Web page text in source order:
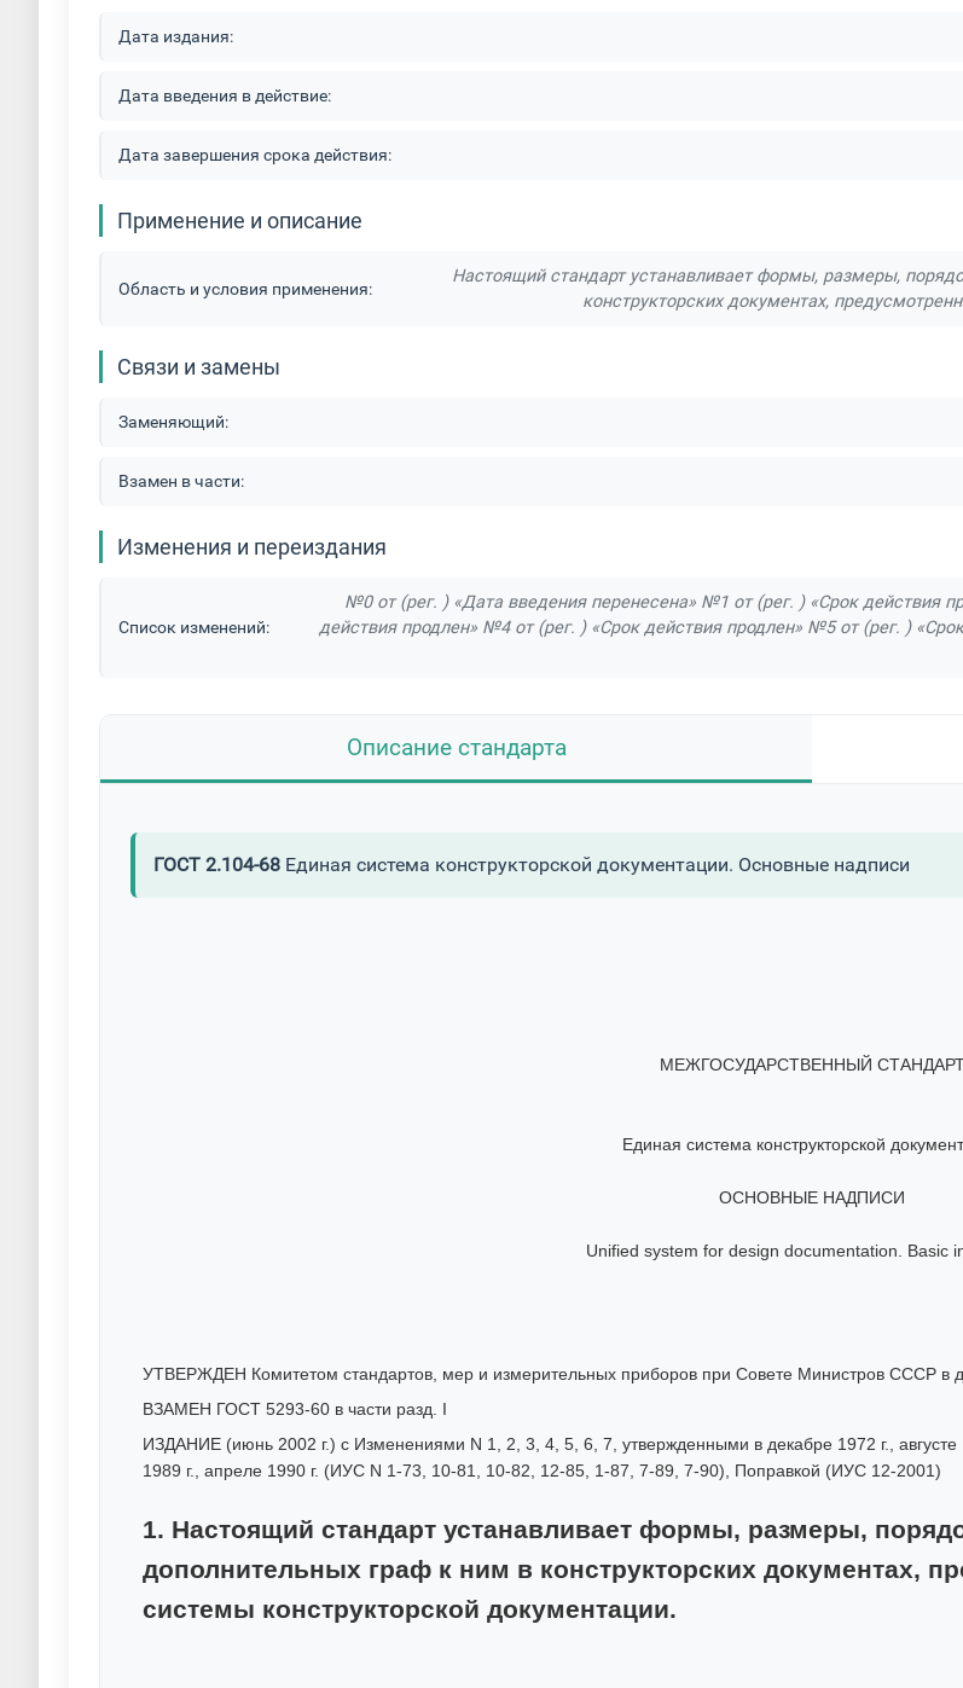
Дата издания:
Дата введения в действие:
Дата завершения срока действия:
Применение и описание
Область и условия применения:
Настоящий стандарт устанавливает формы, размеры,
конструкторских документах,
Связи и замены
Заменяющий:
Взамен в части:
Изменения и переиздания
Список изменений:
№0 от (рег. ) «Дата введения перенесена» №1 от (рег. ) «Срок действия
действия продлен» №4 от (рег. ) «Срок действия продлен» №5 от (рег. )
Описание стандарта
ГОСТ 2.104-68 Единая система конструкторской документации. Основные надписи